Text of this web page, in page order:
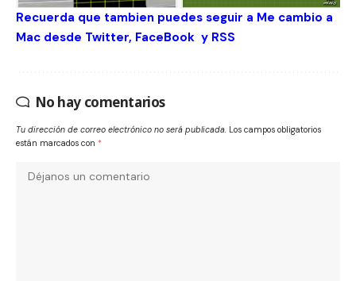
Recuerda que tambien puedes seguir a Me cambio a
Mac desde Twitter, FaceBook y RSS
No hay comentarios
Tu dirección de correo electrónico no será publicada. Los campos obligatorios
están marcados con *